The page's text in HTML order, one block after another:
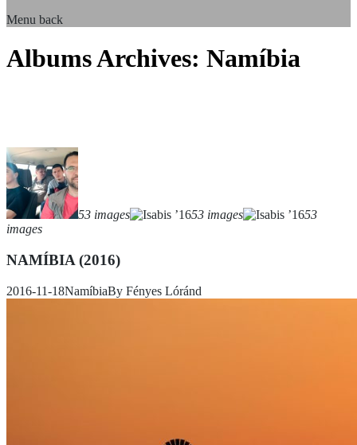
Menu back
Albums Archives: Namíbia
53 images 53 images
53
images
NAMÍBIA (2016)
2016-11-18NamíbiaBy Fényes Lóránd